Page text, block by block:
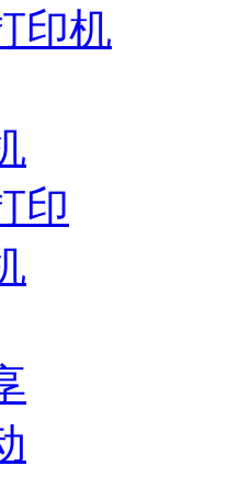
印机
印